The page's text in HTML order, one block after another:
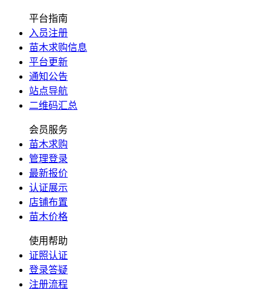
平台指南
入员注册
苗木求购信息
平台更新
通知公告
站点导航
二维码汇总
会员服务
苗木求购
管理登录
最新报价
认证展示
店铺布置
苗木价格
使用帮助
证照认证
登录答疑
注册流程